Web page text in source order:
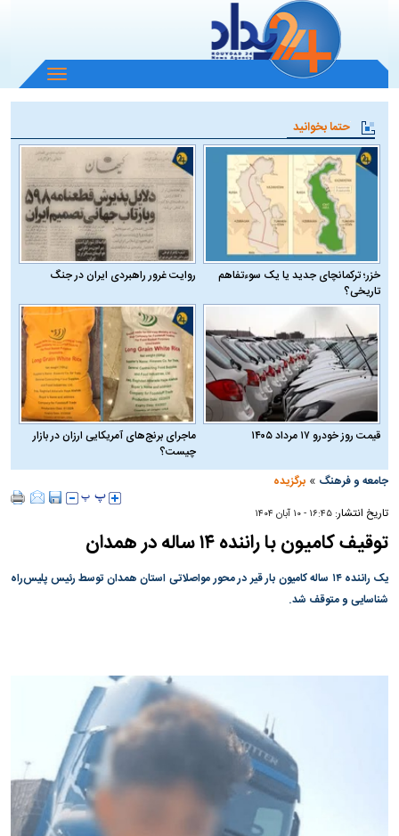
باز
و
منو
حتما بخوانید
خزر؛ ترکمانچای جدید یا یک سوءتفاهم
تاریخی؟
روایت غرور راهبردی ایران در جنگ
قیمت روز خودرو ۱۷ مرداد ۱۴۰۵
ماجرای برنج‌های آمریکایی ارزان در بازار
چیست؟
جامعه و فرهنگ »برگزیده
تاریخ انتشار:۱۶:۴۵ - ۱۰ آبان ۱۴۰۴
توقیف کامیون با راننده ۱۴ ساله در همدان
یک راننده ۱۴ ساله کامیون بار قیر در محور مواصلاتی استان همدان توسط رئیس پلیس‌راه
شناسایی و متوقف‌ شد.